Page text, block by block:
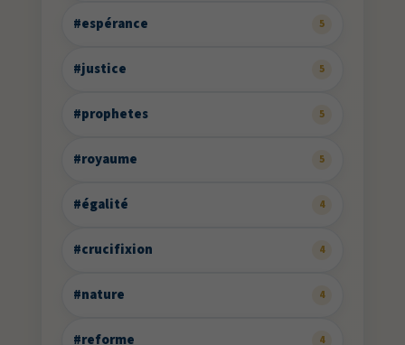
#espérance 5
#justice 5
#prophetes 5
#royaume 5
#égalité 4
#crucifixion 4
#nature 4
#reforme 4